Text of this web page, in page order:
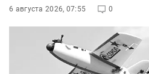
6 августа 2026, 07:55 0